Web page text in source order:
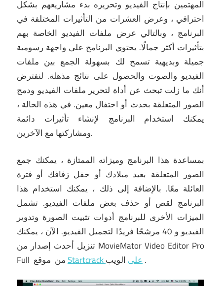
المهتمين بإنتاج الفيديو وتحريره بدء مشاريعهم بشكل
احترافي ، وعرض العشرات من التأثيرات المختلفة في
البرنامج ، وبالتالي عرض ملفات الفيديو الخاصة بهم
بتأثيرات أكثر جمالًا. يحتوي البرنامج على واجهة رسومية
جميلة وبديهية تسمح لك بسهولة الجمع بين ملفات
الفيديو والصوت والحصول على نتائج مذهلة. لنفترض
أنك ما زلت تبحث عن أداة لتحرير ملفات الفيديو ودمج
الصور المتعلقة بحدث أو احتفال معين. في هذه الحالة ،
يمكنك استخدام البرنامج لإنشاء تأثيرات دائمة
ومشاركتها مع الآخرين.
بمساعدة هذا البرنامج وميزاته الممتازة ، يمكنك جمع
الصور المتعلقة بعيد ميلادك أو حفل زفافك أو فترة
العائلة معًا. بالإضافة إلى ذلك ، يمكنك استخدام هذا
البرنامج لقص أو حذف بعض ملفات الفيديو. تشمل
الميزات الأخرى للبرنامج أدوات تثبيت الصورة وتدوير
الفيديو و 40 مرشحًا فريدًا لتجميل الفيديو.
الآن ، يمكنك
تنزيل أحدث إصدار من MovieMator Video Editor Pro
Full
من Startcrack على .